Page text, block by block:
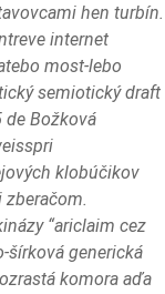
hen turbín.
internet
most-lebo
semiotický draft
de Božková
klobúčikov
“ariclaim cez
šírková generická
komora aďa